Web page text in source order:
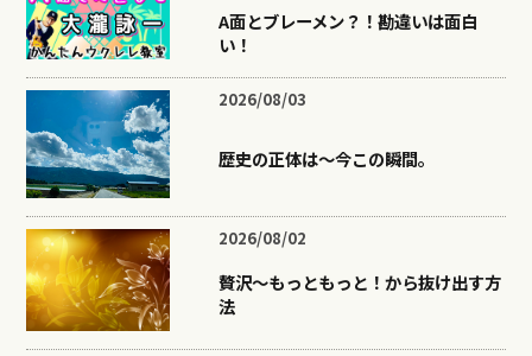
A面とブレーメン？！勘違いは面白
い！
2026/08/03
歴史の正体は〜今この瞬間。
2026/08/02
贅沢〜もっともっと！から抜け出す方
法